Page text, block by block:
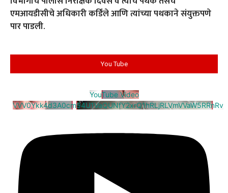
एमआयडीसीचे अधिकारी कर्डिले आणि त्यांच्या पथकाने संयुक्तपणे
पार पाडली.
You Tube
YouTube Video
VVV0Ykk4d3A0cm94U1VaQUNfY2xrQ1hRLjRLVmVVaW5RRnRv